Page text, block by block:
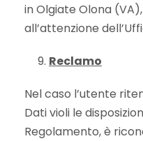
in Olgiate Olona (VA),
all’attenzione
Reclamo
Nel caso l’utente
Dati violi le
Regolamento, è